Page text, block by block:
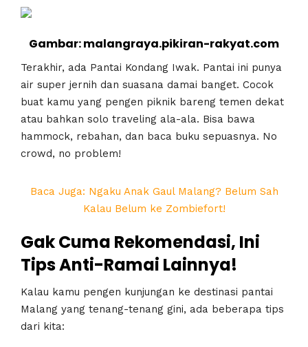
Gambar: malangraya.pikiran-rakyat.com
Terakhir, ada Pantai Kondang Iwak. Pantai ini punya
air super jernih dan suasana damai banget. Cocok
buat kamu yang pengen piknik bareng temen dekat
atau bahkan solo traveling ala-ala. Bisa bawa
hammock, rebahan, dan baca buku sepuasnya. No
crowd, no problem!
Baca Juga: Ngaku Anak Gaul Malang? Belum Sah
Kalau Belum ke Zombiefort!
Gak Cuma Rekomendasi, Ini
Tips Anti-Ramai Lainnya!
Kalau kamu pengen kunjungan ke destinasi pantai
Malang yang tenang-tenang gini, ada beberapa tips
dari kita: